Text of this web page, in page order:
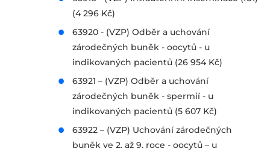
(4 296 Kč)
63920 - (VZP) Odběr a uchování
zárodečných buněk - oocytů - u
indikovaných pacientů (26 954 Kč)
63921 – (VZP) Odběr a uchování
zárodečných buněk - spermií - u
indikovaných pacientů (5 607 Kč)
63922 – (VZP) Uchování zárodečných
buněk ve 2. až 9. roce - oocytů – u